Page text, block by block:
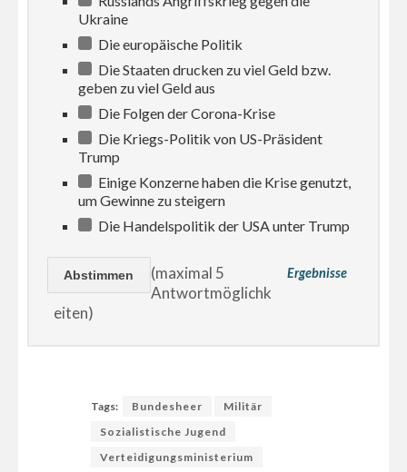
Ukraine
Die europäische Politik
Die Staaten drucken zu viel Geld bzw.
geben zu viel Geld aus
Die Folgen der Corona-Krise
Die Kriegs-Politik von US-Präsident
Trump
Einige Konzerne haben die Krise genutzt,
um Gewinne zu steigern
Die Handelspolitik der USA unter Trump
Ergebnisse
(maximal 5
Antwortmöglichk
eiten)
Tags: Bundesheer
Militär
Sozialistische Jugend
Verteidigungsministerium